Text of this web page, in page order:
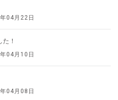
04月22日
！
04月10日
04月08日